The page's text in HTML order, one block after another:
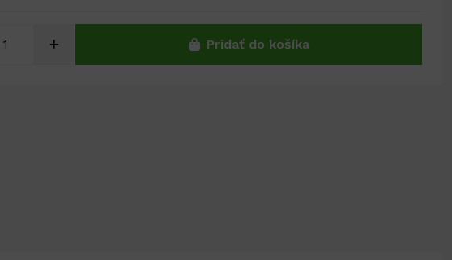
Pridať do košíka